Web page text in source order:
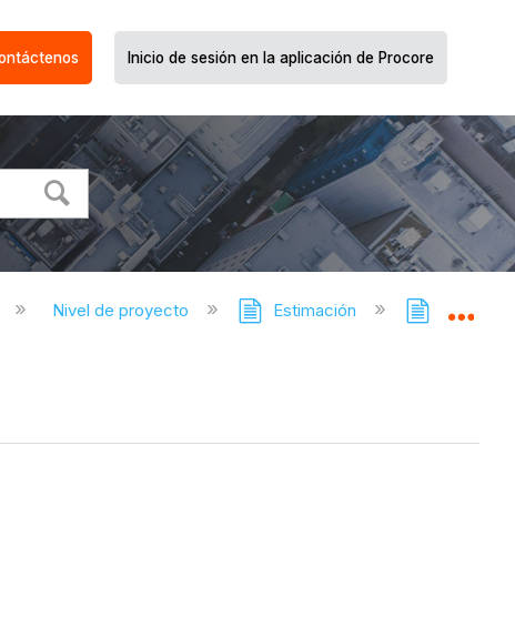
Inicio de sesión en la aplicación de Procore
Nivel de proyecto Estimación